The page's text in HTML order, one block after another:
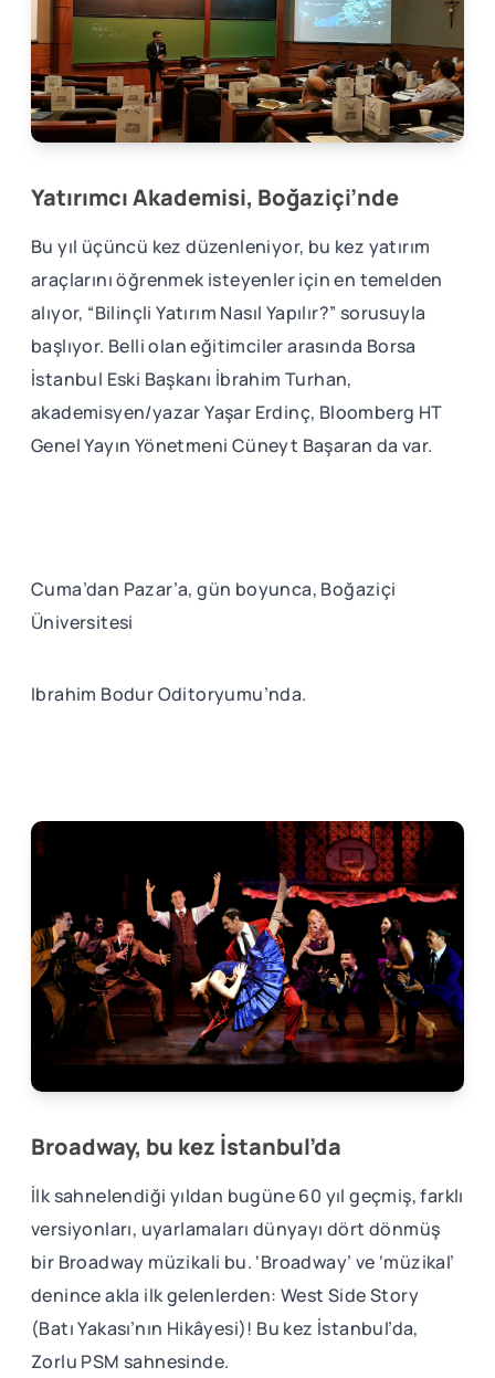
Yatırımcı Akademisi, Boğaziçi’nde
Bu yıl üçüncü kez düzenleniyor, bu kez yatırım
araçlarını öğrenmek isteyenler için en temelden
alıyor, “Bilinçli Yatırım Nasıl Yapılır?” sorusuyla
başlıyor. Belli olan eğitimciler arasında Borsa
İstanbul Eski Başkanı İbrahim Turhan,
akademisyen/yazar Yaşar Erdinç, Bloomberg HT
Genel Yayın Yönetmeni Cüneyt Başaran da var.
Cuma’dan Pazar’a, gün boyunca, Boğaziçi
Üniversitesi
Ibrahim Bodur Oditoryumu’nda.
Broadway, bu kez İstanbul’da
İlk sahnelendiği yıldan bugüne 60 yıl geçmiş, farklı
versiyonları, uyarlamaları dünyayı dört dönmüş
bir Broadway müzikali bu. ‘Broadway’ ve ‘müzikal’
denince akla ilk gelenlerden: West Side Story
(Batı Yakası’nın Hikâyesi)! Bu kez İstanbul’da,
Zorlu PSM sahnesinde.